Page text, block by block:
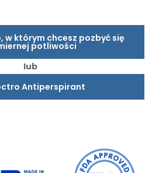
w którym chcesz pozbyć się
potliwości
lub
Antiperspirant